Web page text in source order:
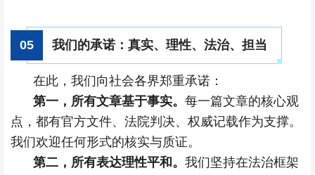
05 我们的承诺：真实、理性、法治、担当
在此，我们向社会各界郑重承诺：
第一，所有文章基于事实。每一篇文章的核心观
点，都有官方文件、法院判决、权威记载作为支撑。
我们欢迎任何形式的核实与质证。
第二，所有表达理性平和。我们坚持在法治框架